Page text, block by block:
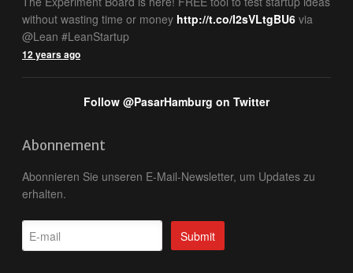
without wasting time or money http://t.co/I2sVLtgBU6 via
@Lean #LeanStartup
12 years ago
Follow @PasarHamburg on Twitter
Abonnement
Abonnieren Sie unseren E-Mail-Newsletter, um Updates zu
erhalten.